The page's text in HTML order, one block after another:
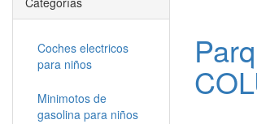
Coches electricos
para niños
Minimotos de
gasolina para niños